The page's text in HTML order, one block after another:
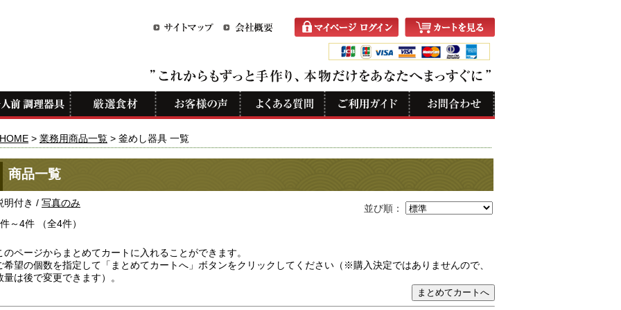
HOME > 業務用商品一覧 > 釜めし器具 一覧
商品一覧
並び順：
明付き / 写真のみ
～4件 （全4件）
のページからまとめてカートに入れることができます。
希望の個数を指定して「まとめてカートへ」ボタンをクリックしてください（※購入決定ではありませんので、
量は後で変更できます）。